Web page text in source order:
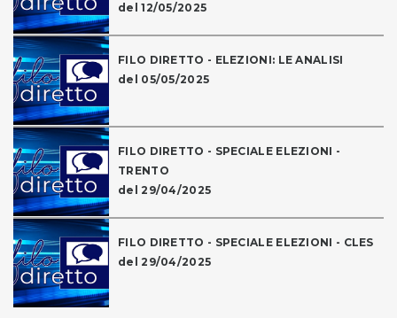
del 12/05/2025
FILO DIRETTO - ELEZIONI: LE ANALISI
del 05/05/2025
FILO DIRETTO - SPECIALE ELEZIONI -
TRENTO
del 29/04/2025
FILO DIRETTO - SPECIALE ELEZIONI - CLES
del 29/04/2025